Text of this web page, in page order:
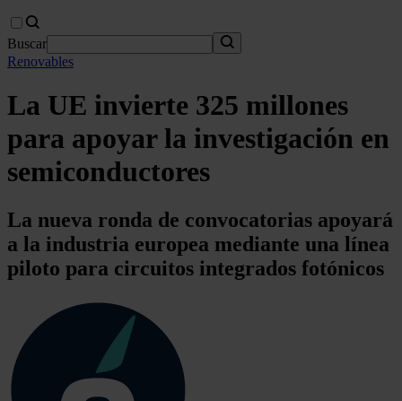
Buscar
Renovables
La UE invierte 325 millones
para apoyar la investigación en
semiconductores
La nueva ronda de convocatorias apoyará
a la industria europea mediante una línea
piloto para circuitos integrados fotónicos